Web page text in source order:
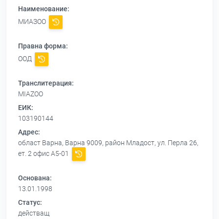
Наименование:
МИАЗОО
Правна форма:
ООД
Транслитерация:
MIAZOO
ЕИК:
103190144
Адрес:
област Варна, Варна 9009, район Младост, ул. Перла 26,
ет. 2 офис А5-01
Основана:
13.01.1998
Статус:
действащ